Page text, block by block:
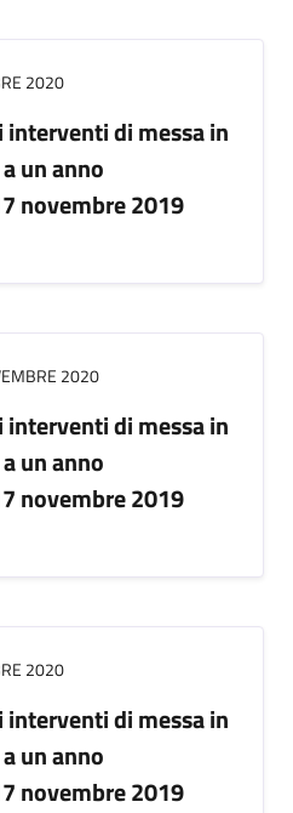
2020
di messa in
un anno
novembre 2019
2020
di messa in
un anno
novembre 2019
2020
di messa in
un anno
novembre 2019